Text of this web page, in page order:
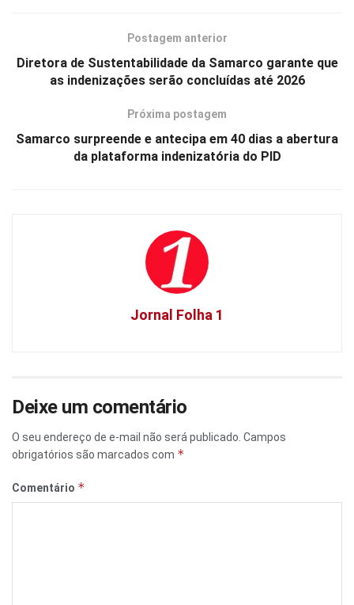
Postagem anterior
Diretora de Sustentabilidade da Samarco garante que
as indenizações serão concluídas até 2026
Próxima postagem
Samarco surpreende e antecipa em 40 dias a abertura
da plataforma indenizatória do PID
Jornal Folha 1
Deixe um comentário
O seu endereço de e-mail não será publicado. Campos
obrigatórios são marcados com *
Comentário *